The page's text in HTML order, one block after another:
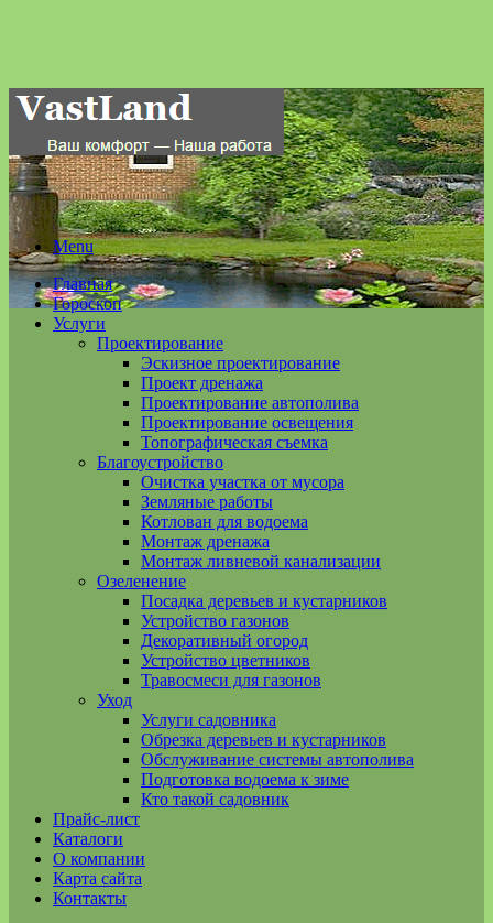
Menu
Главная
Гороскоп
Услуги
Проектирование
Эскизное проектирование
Проект дренажа
Проектирование автополива
Проектирование освещения
Топографическая съемка
Благоустройство
Очистка участка от мусора
Земляные работы
Котлован для водоема
Монтаж дренажа
Монтаж ливневой канализации
Озеленение
Посадка деревьев и кустарников
Устройство газонов
Декоративный огород
Устройство цветников
Травосмеси для газонов
Уход
Услуги садовника
Обрезка деревьев и кустарников
Обслуживание системы автополива
Подготовка водоема к зиме
Кто такой садовник
Прайс-лист
Каталоги
О компании
Карта сайта
Контакты